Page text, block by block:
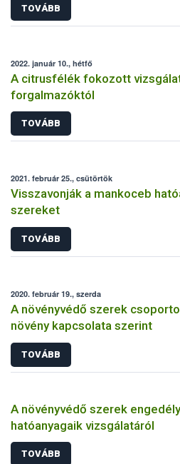
TOVÁBB
2022. január 10., hétfő
A citrusfélék fokozott
forgalmazóktól
TOVÁBB
2021. február 25., csütörtök
Visszavonják a mankoceb
szereket
TOVÁBB
2020. február 19., szerda
A növényvédő szerek
növény kapcsolata szerint
TOVÁBB
A növényvédő szerek
hatóanyagaik vizsgálatáról
TOVÁBB